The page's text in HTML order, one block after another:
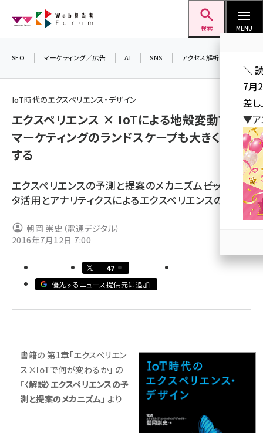
ン
検索 MENU
seo (3523)
note (2312)
z世代 (1622)
meo (1275)
llmo (1161)
SEO マーケティング／広告 AI SNS アクセス解析／データ分析
IoT時代のエクスペリエンス・デザイン
エクスペリエンス × IoTによる地殻変動で、
マーケティングのランドスケープも大きく変化
する
エクスペリエンスの予測と提案のメカニズム――ビッグデー
タ活用とアナリティクスによるエクスペリエンスの創出
朝岡 崇史（電通デジタル）
2016年7月12日 7:00
47
優先するニュース提供元に追加
書籍の 第1章「エクスペリエン
ス×IoTで何が変わるか」 の
「〈解説〉エクスペリエンスの予
測と提案のメカニズム」 より
＼
7月
差し
▼ア